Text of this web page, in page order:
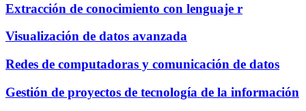
Extracción de conocimiento con lenguaje r
Visualización de datos avanzada
Redes de computadoras y comunicación de datos
Gestión de proyectos de tecnología de la información